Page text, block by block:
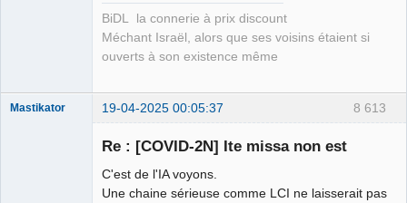
BiDL la connerie à prix discount
Méchant Israël, alors que ses voisins étaient si
ouverts à son existence même
8 613
Mastikator 19-04-2025 00:05:37
Re : [COVID-2N] Ite missa non est
C'est de l'IA voyons.
Une chaine sérieuse comme LCI ne laisserait pas